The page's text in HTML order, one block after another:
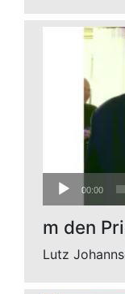
Audio-
Player
00:00
m den
Lutz